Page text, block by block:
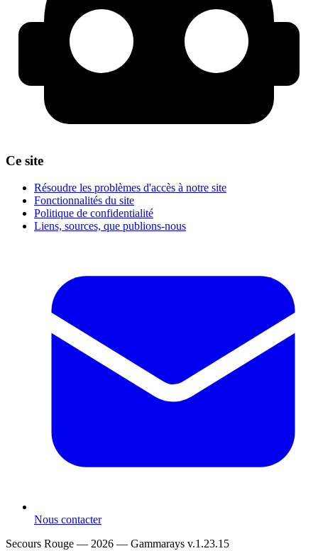
Ce site
Résoudre les problèmes d'accès à notre site
Fonctionnalités du site
Politique de confidentialité
Liens, sources, que publions-nous
Nous contacter
Secours Rouge — 2026 — Gammarays v.1.23.15